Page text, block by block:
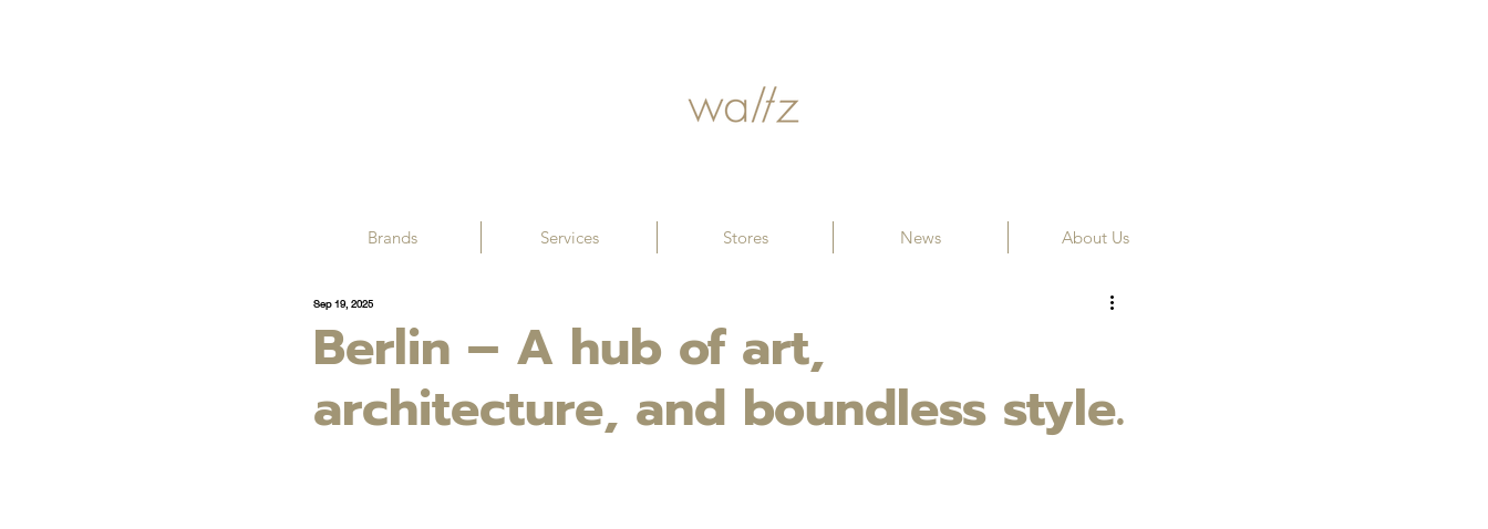
Berlin – A hub of art,
architecture, and boundless style.
Sep 19, 2025
Brands Services Stores News About Us